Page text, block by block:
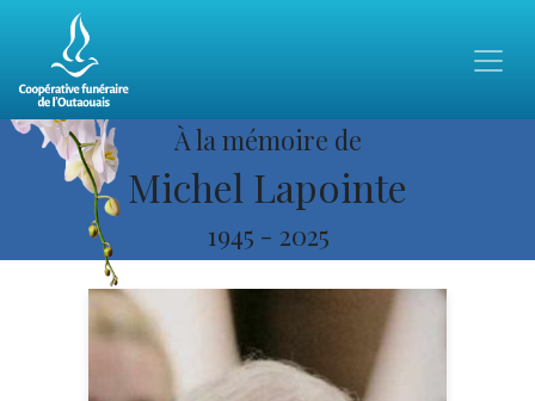
À la mémoire de
Michel Lapointe
1945 - 2025